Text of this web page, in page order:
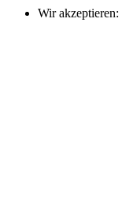
Wir akzeptieren: